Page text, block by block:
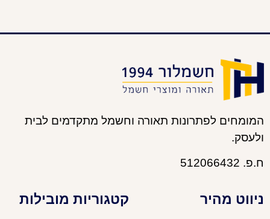
המומחים לפתרונות תאורה וחשמל מתקדמים לבית
ולעסק.
ח.פ. 512066432
ניווט מהיר קטגוריות מובילות